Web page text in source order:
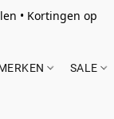
• Kortingen op
SALE